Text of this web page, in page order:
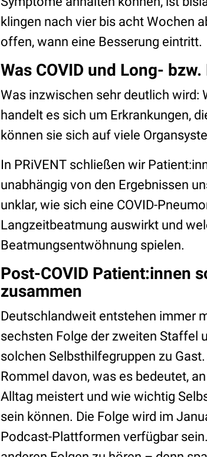
klingen nach vier bis acht Wochen
offen, wann eine Besserung eintritt.
Was COVID und Long-
Was inzwischen sehr deutlich wird:
handelt es sich um Erkrankungen,
können sie sich auf viele
In PRiVENT schließen wir
unabhängig von den Ergebnissen
unklar, wie sich eine COVID-
Langzeitbeatmung auswirkt und
Beatmungsentwöhnung spielen.
Post-COVID Patient:innen
zusammen
Deutschlandweit entstehen immer
sechsten Folge der zweiten Staffel
solchen Selbsthilfegruppen zu
Rommel davon, was es bedeutet,
Alltag meistert und wie wichtig
sein können. Die Folge wird im
Podcast-Plattformen verfügbar